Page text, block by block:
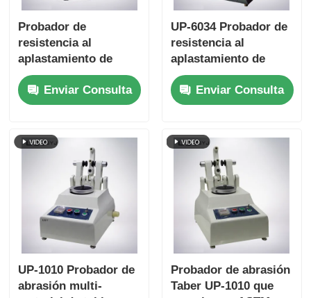
Probador de
resistencia al
aplastamiento de
tubos de papel UP-
6034 con múltiples
configuraciones de
protección contra
sobrecarga y
cumplimiento de
ISO11093-9
Enviar Consulta
UP-6034 Probador de
resistencia al
aplastamiento de
tubos de papel fácil
de usar con interfaz
de pantalla táctil y
automático
Enviar Consulta
UP-1010 Probador de
abrasión multi-
Probador de abrasión
Taber UP-1010 que